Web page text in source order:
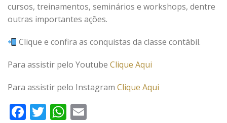
cursos, treinamentos, seminários e workshops, dentre
outras importantes ações.
Clique e confira as conquistas da classe contábil.
Para assistir pelo Youtube Clique Aqui
Para assistir pelo Instagram Clique Aqui
Facebook
TwitterWhatsApp